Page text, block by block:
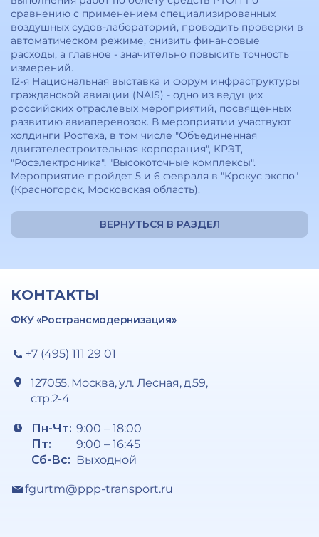
сравнению с применением специализированных
воздушных судов-лабораторий, проводить проверки в
автоматическом режиме, снизить финансовые
расходы, а главное - значительно повысить точность
измерений.
12-я Национальная выставка и форум инфраструктуры
гражданской авиации (NAIS) - одно из ведущих
российских отраслевых мероприятий, посвященных
развитию авиаперевозок. В мероприятии участвуют
холдинги Ростеха, в том числе "Объединенная
двигателестроительная корпорация", КРЭТ,
"Росэлектроника", "Высокоточные комплексы".
Мероприятие пройдет 5 и 6 февраля в "Крокус экспо"
(Красногорск, Московская область).
ВЕРНУТЬСЯ В РАЗДЕЛ
КОНТАКТЫ
ФКУ «Ространсмодернизация»
+7 (495) 111 29 01
127055, Москва, ул. Лесная, д.59,
стр.2-4
Пн-Чт:
Пт:
Сб-Вс:
9:00 – 18:00
9:00 – 16:45
Выходной
fgurtm@ppp-transport.ru